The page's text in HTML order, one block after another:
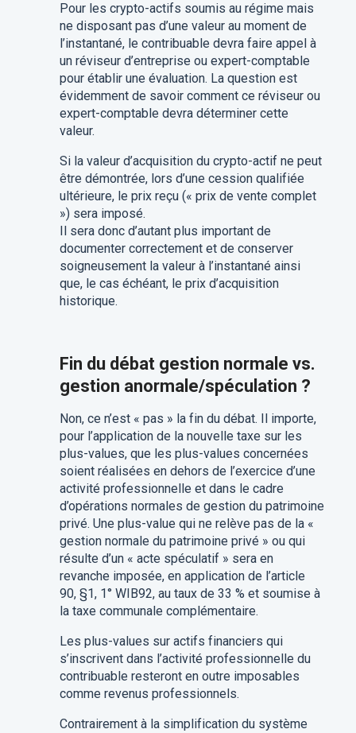
Pour les crypto-actifs soumis au régime mais
ne disposant pas d’une valeur au moment de
l’instantané, le contribuable devra faire appel à
un réviseur d’entreprise ou expert-comptable
pour établir une évaluation. La question est
évidemment de savoir comment ce réviseur ou
expert-comptable devra déterminer cette
valeur.
Si la valeur d’acquisition du crypto-actif ne peut
être démontrée, lors d’une cession qualifiée
ultérieure, le prix reçu (« prix de vente complet
») sera imposé.
Il sera donc d’autant plus important de
documenter correctement et de conserver
soigneusement la valeur à l’instantané ainsi
que, le cas échéant, le prix d’acquisition
historique.
Fin du débat gestion normale vs.
gestion anormale/spéculation ?
Non, ce n’est « pas » la fin du débat. Il importe,
pour l’application de la nouvelle taxe sur les
plus-values, que les plus-values concernées
soient réalisées en dehors de l’exercice d’une
activité professionnelle et dans le cadre
d’opérations normales de gestion du patrimoine
privé. Une plus-value qui ne relève pas de la «
gestion normale du patrimoine privé » ou qui
résulte d’un « acte spéculatif » sera en
revanche imposée, en application de l’article
90, §1, 1° WIB92, au taux de 33 % et soumise à
la taxe communale complémentaire.
Les plus-values sur actifs financiers qui
s’inscrivent dans l’activité professionnelle du
contribuable resteront en outre imposables
comme revenus professionnels.
Contrairement à la simplification du système